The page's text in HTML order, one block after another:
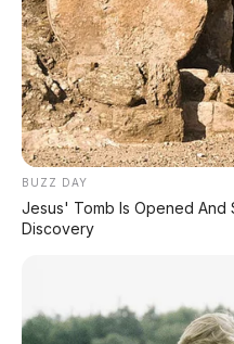
antara desain
(total range 1.600
kompetitif.Dengan fast
range 170 km, serta
dengan layar ganda
Snapdragon 8155P, H5
bagi Toyota Camry
e:PHEV.
tidak lagi "murah dan
telah terjual lebih dari
BUZZ DAY
Jesus' Tomb Is Opened And
Discovery